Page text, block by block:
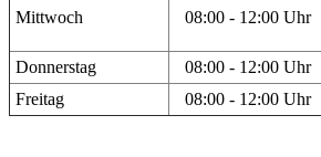
Mittwoch 08:00 - 12:00 Uhr
Donnerstag 08:00 - 12:00 Uhr
Freitag
08:00 - 12:00 Uhr